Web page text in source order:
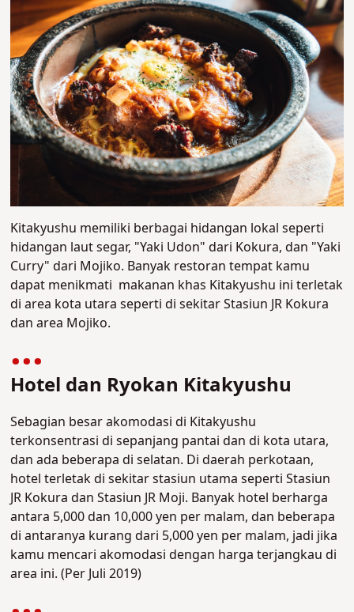
Kitakyushu memiliki berbagai hidangan lokal seperti
hidangan laut segar, "Yaki Udon" dari Kokura, dan "Yaki
Curry" dari Mojiko. Banyak restoran tempat kamu
dapat menikmati makanan khas Kitakyushu ini terletak
di area kota utara seperti di sekitar Stasiun JR Kokura
dan area Mojiko.
Hotel dan Ryokan Kitakyushu
Sebagian besar akomodasi di Kitakyushu
terkonsentrasi di sepanjang pantai dan di kota utara,
dan ada beberapa di selatan. Di daerah perkotaan,
hotel terletak di sekitar stasiun utama seperti Stasiun
JR Kokura dan Stasiun JR Moji. Banyak hotel berharga
antara 5,000 dan 10,000 yen per malam, dan beberapa
di antaranya kurang dari 5,000 yen per malam, jadi jika
kamu mencari akomodasi dengan harga terjangkau di
area ini. (Per Juli 2019)